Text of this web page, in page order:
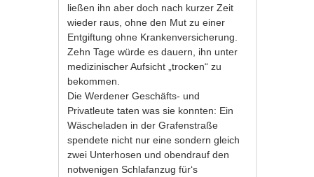
ließen ihn aber doch nach kurzer Zeit
wieder raus, ohne den Mut zu einer
Entgiftung ohne Krankenversicherung.
Zehn Tage würde es dauern, ihn unter
medizinischer Aufsicht „trocken“ zu
bekommen.
Die Werdener Geschäfts- und
Privatleute taten was sie konnten: Ein
Wäscheladen in der Grafenstraße
spendete nicht nur eine sondern gleich
zwei Unterhosen und obendrauf den
notwenigen Schlafanzug für‘s